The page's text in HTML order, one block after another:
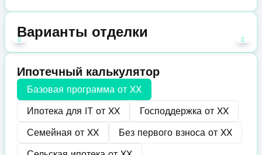
Варианты отделки
Ипотечный калькулятор
Базовая программа от XX
Ипотека для IT от XX Господдержка от XX
Семейная от XX Без первого взноса от XX